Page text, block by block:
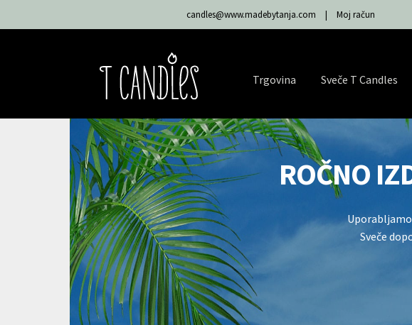
candles@www.madebytanja.com | Moj račun
Trgovina Sveče T Candles
ROČNO
Sveče